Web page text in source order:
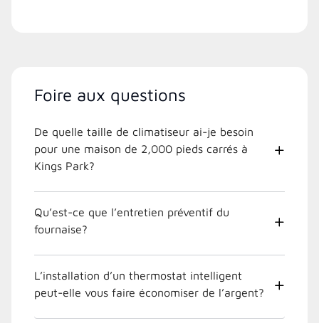
Foire aux questions
De quelle taille de climatiseur ai-je besoin
pour une maison de 2,000 pieds carrés à
Kings Park?
Qu’est-ce que l’entretien préventif du
fournaise?
L’installation d’un thermostat intelligent
peut-elle vous faire économiser de l’argent?